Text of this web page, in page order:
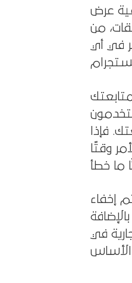
لكيفية عرض
من
في أي
فإذا
وقتًا
إخفاء
في